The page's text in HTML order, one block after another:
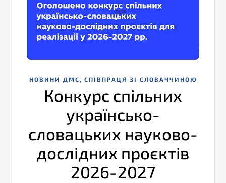
НОВИНИ ДМС , СПІВПРАЦЯ ЗІ СЛОВАЧЧИНОЮ
Конкурс спільних
українсько-
словацьких науково-
дослідних проєктів
2026-2027